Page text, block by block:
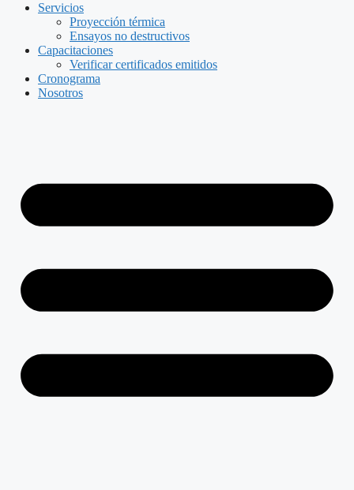
Servicios
Proyección térmica
Ensayos no destructivos
Capacitaciones
Verificar certificados emitidos
Cronograma
Nosotros